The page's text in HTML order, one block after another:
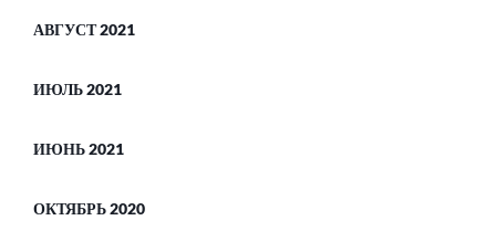
АВГУСТ 2021
ИЮЛЬ 2021
ИЮНЬ 2021
ОКТЯБРЬ 2020